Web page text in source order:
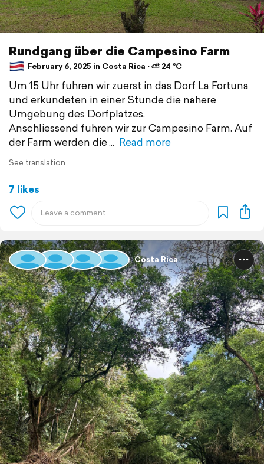
Rundgang über die Campesino Farm
February 6, 2025 in Costa Rica ⋅ ⛅ 24 °C
Um 15 Uhr fuhren wir zuerst in das Dorf La Fortuna
und erkundeten in einer Stunde die nähere
Umgebung des Dorfplatzes.
Anschliessend fuhren wir zur Campesino Farm. Auf
der Farm werden die
Read more
See translation
7 likes
Costa Rica